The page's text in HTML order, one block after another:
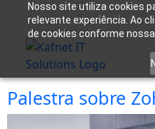
Nosso site utiliza cookies
relevante experiência. Ao
de cookies conforme
Palestra sobre